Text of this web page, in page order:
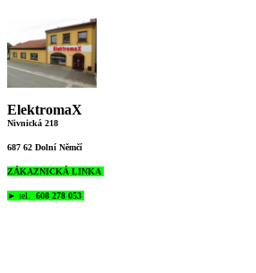
ElektromaX
Nivnická 218
687 62 Dolní Němčí
ZÁKAZNICKÁ LINKA
► tel. 608 278 053